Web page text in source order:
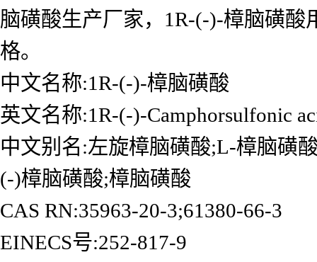
脑磺酸生产厂家，1R-(-)-樟脑磺
格。
中文名称:1R-(-)-樟脑磺酸
英文名称:1R-(-)-Camphorsulfonic
中文别名:左旋樟脑磺酸;L-樟脑磺
(-)樟脑磺酸;樟脑磺酸
CAS RN:35963-20-3;61380-66-3
EINECS号:252-817-9